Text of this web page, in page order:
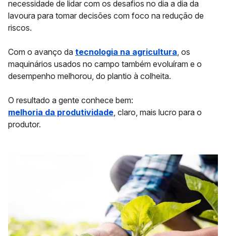
necessidade de lidar com os desafios no dia a dia da
lavoura para tomar decisões com foco na redução de
riscos.
Com o avanço da tecnologia na agricultura, os
maquinários usados no campo também evoluíram e o
desempenho melhorou, do plantio à colheita.
O resultado a gente conhece bem:
melhoria da produtividade, claro, mais lucro para o
produtor.